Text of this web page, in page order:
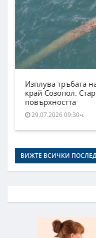
Изплува тръбата
край Созопол.
повърхността
29.07.2026 09:30ч.
ВИЖТЕ ВСИЧКИ